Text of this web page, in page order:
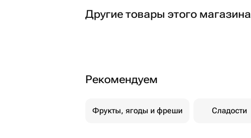
Другие товары этого магазина
Рекомендуем
Фрукты, ягоды и фреши Сладости